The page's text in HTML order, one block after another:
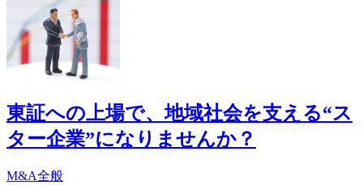
東証への上場で、地域社会を支える“ス
ター企業”になりませんか？
M&A全般